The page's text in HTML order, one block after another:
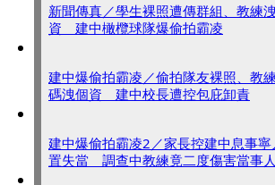
新聞傳真／學生裸照遭傳群組、教練
資 建中橄欖球隊爆偷拍霸凌
建中爆偷拍霸凌／偷拍隊友裸照、教
碼洩個資 建中校長遭控包庇卸責
建中爆偷拍霸凌2／家長控建中息事寧
置失當 調查中教練竟二度傷害當事人